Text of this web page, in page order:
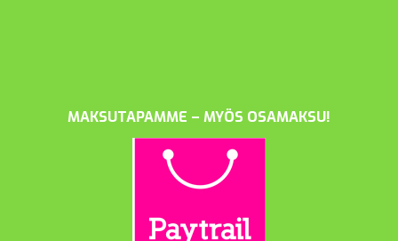
MAKSUTAPAMME – MYÖS OSAMAKSU!